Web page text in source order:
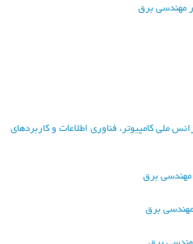
برق
کامپیوتر، فناوری اطلاعات و کاربردهای
برق
برق